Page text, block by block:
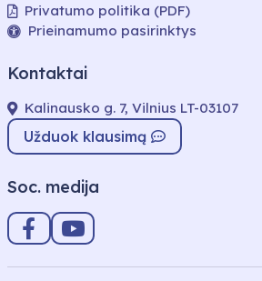
Privatumo politika (PDF)
Prieinamumo pasirinktys
Kontaktai
Kalinausko g. 7, Vilnius LT-03107
Užduok klausimą
Soc. medija